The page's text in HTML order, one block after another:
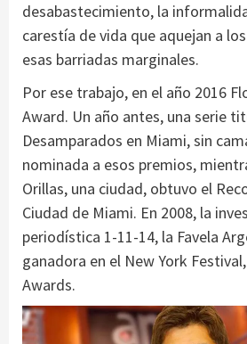
desabastecimiento, la
carestía de vida que aquejan a
esas barriadas marginales.
Por ese trabajo, en el año 2016
Award. Un año antes, una serie
Desamparados en Miami, sin
nominada a esos premios,
Orillas, una ciudad, obtuvo el
Ciudad de Miami. En 2008, la
periodística 1-11-14, la Favela
ganadora en el New York
Awards.